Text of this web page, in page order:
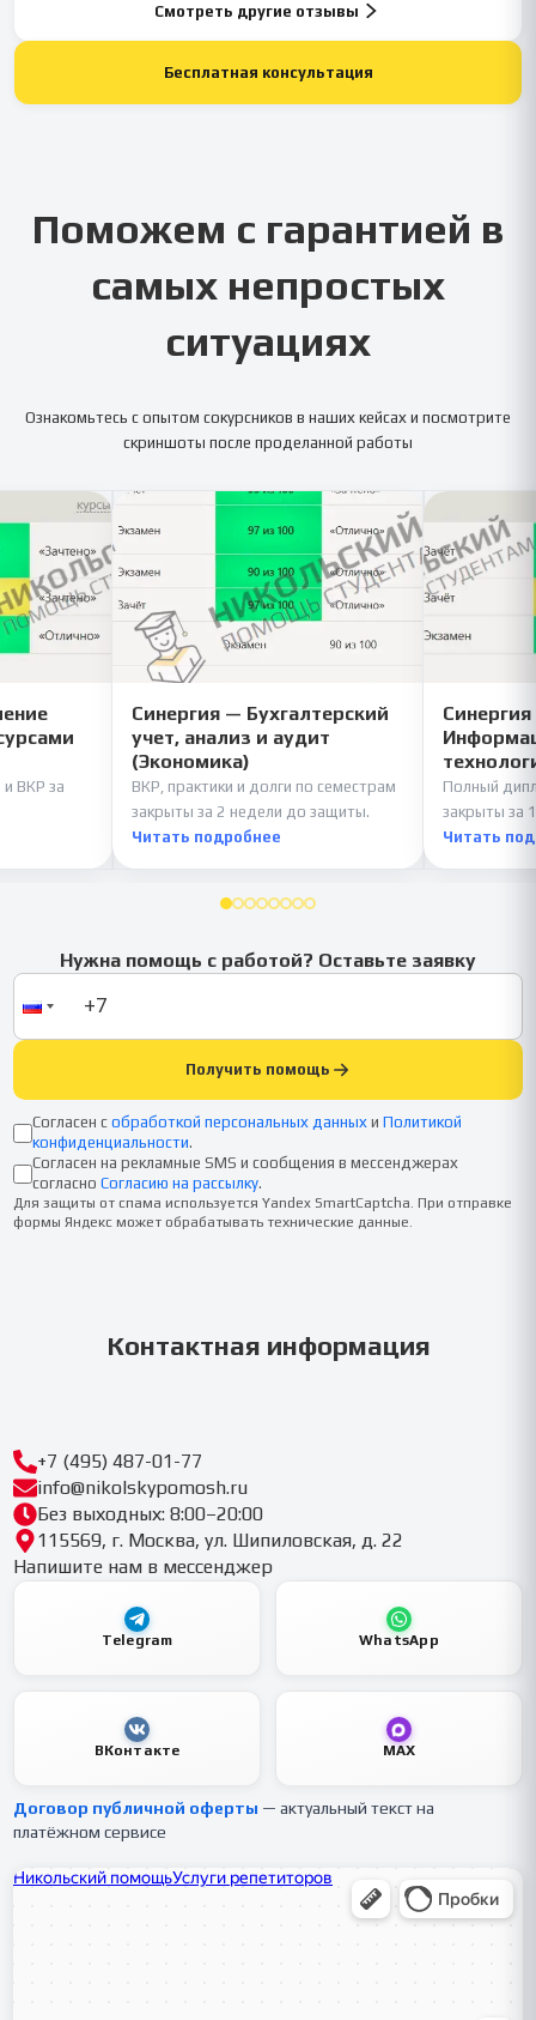
Смотреть другие отзывы
Бесплатная консультация
Поможем с гарантией в
самых непростых
ситуациях
Ознакомьтесь с опытом сокурсников в наших кейсах и посмотрите
скриншоты после проделанной работы
и ВКР за
Синергия — Бухгалтерский
учет, анализ и аудит
(Экономика)
ВКР, практики и долги по семестрам
закрыты за 2 недели до защиты.
Читать подробнее
Полный
закрыты за
Читать
Нужна помощь с работой? Оставьте заявку
Получить помощь
Согласен с обработкой персональных данных и Политикой
конфиденциальности.
Согласен на рекламные SMS и сообщения в мессенджерах
согласно Согласию на рассылку.
Для защиты от спама используется Yandex SmartCaptcha. При отправке
формы Яндекс может обрабатывать технические данные.
Контактная информация
+7 (495) 487-01-77
info@nikolskypomosh.ru
Без выходных: 8:00–20:00
115569, г. Москва, ул. Шипиловская, д. 22
Напишите нам в мессенджер
Telegram WhatsApp
ВКонтакте MAX
Договор публичной оферты — актуальный текст на
платёжном сервисе